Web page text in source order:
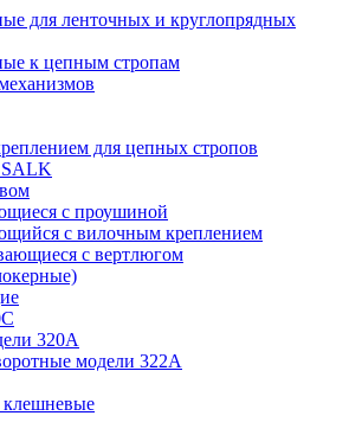
для ленточных и круглопрядных
к цепным стропам
для цепных стропов
с проушиной
с вилочным креплением
с вертлюгом
320А
модели 322А
клешневые